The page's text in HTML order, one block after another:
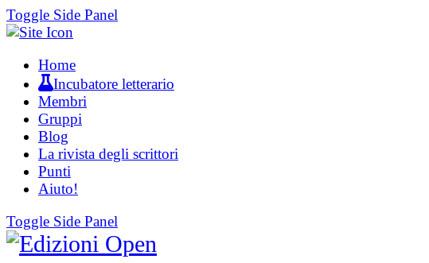
Toggle Side Panel
Home
Incubatore letterario
Membri
Gruppi
Blog
La rivista degli scrittori
Punti
Aiuto!
Toggle Side Panel